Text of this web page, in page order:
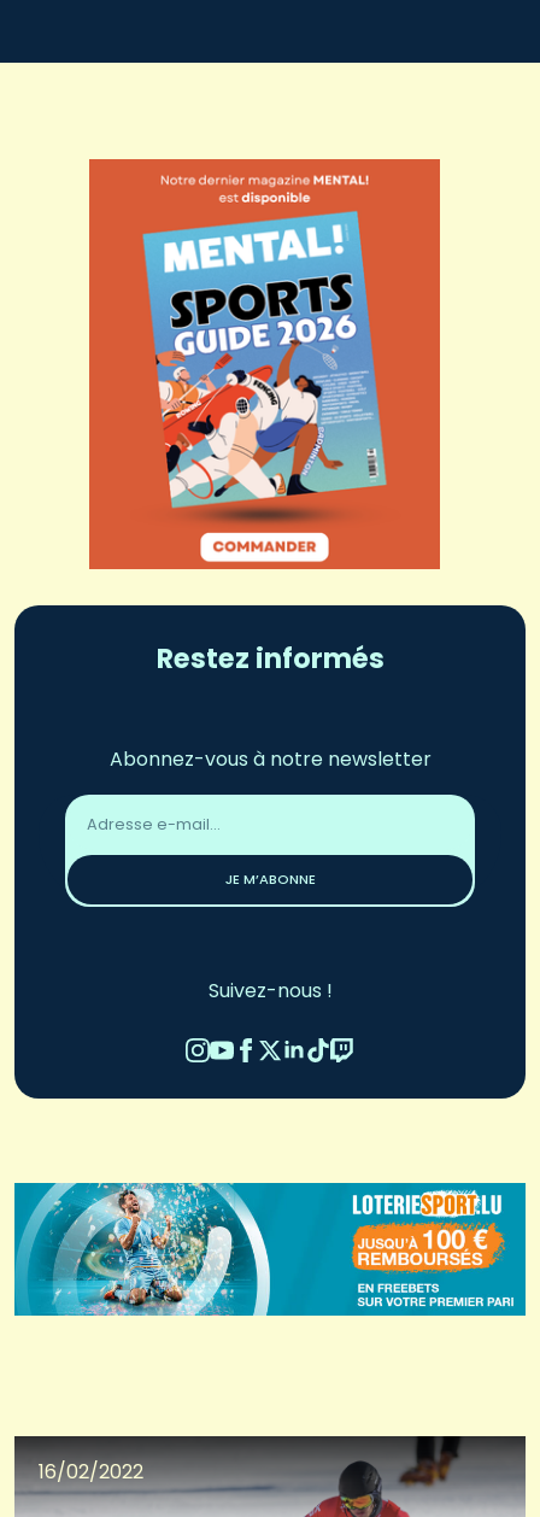
Restez informés
Abonnez-vous à notre newsletter
Adresse
email
JE M’ABONNE
Suivez-nous !
16/02/2022